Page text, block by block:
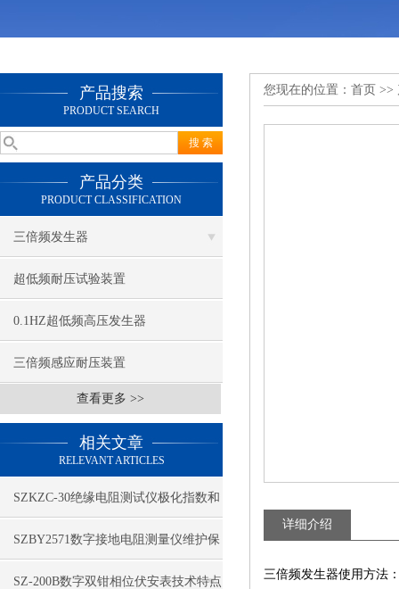
产品搜索
PRODUCT SEARCH
产品分类
PRODUCT CLASSIFICATION
三倍频发生器
超低频耐压试验装置
0.1HZ超低频高压发生器
三倍频感应耐压装置
查看更多 >>
相关文章
RELEVANT ARTICLES
SZKZC-30绝缘电阻测试仪极化指数和
吸收比
SZBY2571数字接地电阻测量仪维护保
养及注意事项
SZ-200B数字双钳相位伏安表技术特点
您现在的位置： 首页 >>
详细介绍
三倍频发生器使用方法